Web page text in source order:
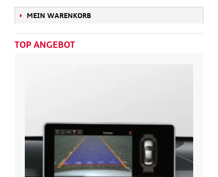
MEIN WARENKORB
TOP ANGEBOT